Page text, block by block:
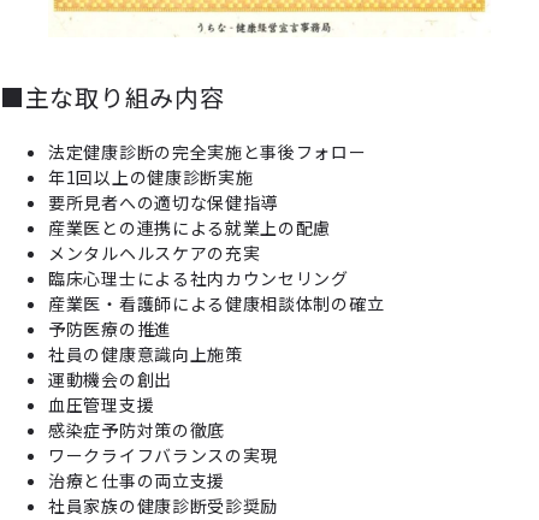
■主な取り組み内容
法定健康診断の完全実施と事後フォロー
年1回以上の健康診断実施
要所見者への適切な保健指導
産業医との連携による就業上の配慮
メンタルヘルスケアの充実
臨床心理士による社内カウンセリング
産業医・看護師による健康相談体制の確立
予防医療の推進
社員の健康意識向上施策
運動機会の創出
血圧管理支援
感染症予防対策の徹底
ワークライフバランスの実現
治療と仕事の両立支援
社員家族の健康診断受診奨励